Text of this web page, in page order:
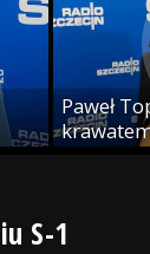
Paweł
S-1